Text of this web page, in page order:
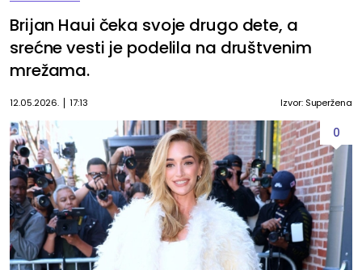
Brijan Haui čeka svoje drugo dete, a
srećne vesti je podelila na društvenim
mrežama.
12.05.2026. 17:13 Izvor: Superžena
0